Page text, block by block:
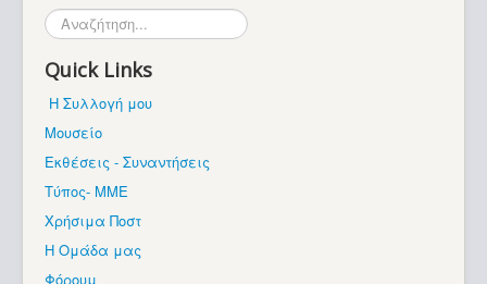
Μουσείο
Αναζήτηση...
Quick Links
Η Συλλογή μου
Μουσείο
Εκθέσεις - Συναντήσεις
Τύπος- ΜΜΕ
Χρήσιμα Ποστ
Η Ομάδα μας
Φόρουμ